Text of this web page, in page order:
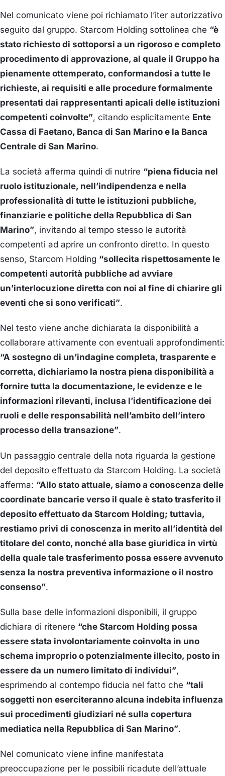
Nel comunicato viene poi richiamato l’iter autorizzativo
seguito dal gruppo. Starcom Holding sottolinea che “è
stato richiesto di sottoporsi a un rigoroso e completo
procedimento di approvazione, al quale il Gruppo ha
pienamente ottemperato, conformandosi a tutte le
richieste, ai requisiti e alle procedure formalmente
presentati dai rappresentanti apicali delle istituzioni
competenti coinvolte”, citando esplicitamente Ente
Cassa di Faetano, Banca di San Marino e la Banca
Centrale di San Marino.
La società afferma quindi di nutrire “piena fiducia nel
ruolo istituzionale, nell’indipendenza e nella
professionalità di tutte le istituzioni pubbliche,
finanziarie e politiche della Repubblica di San
Marino”, invitando al tempo stesso le autorità
competenti ad aprire un confronto diretto. In questo
senso, Starcom Holding “sollecita rispettosamente le
competenti autorità pubbliche ad avviare
un’interlocuzione diretta con noi al fine di chiarire gli
eventi che si sono verificati”.
Nel testo viene anche dichiarata la disponibilità a
collaborare attivamente con eventuali approfondimenti:
“A sostegno di un’indagine completa, trasparente e
corretta, dichiariamo la nostra piena disponibilità a
fornire tutta la documentazione, le evidenze e le
informazioni rilevanti, inclusa l’identificazione dei
ruoli e delle responsabilità nell’ambito dell’intero
processo della transazione”.
Un passaggio centrale della nota riguarda la gestione
del deposito effettuato da Starcom Holding. La società
afferma: “Allo stato attuale, siamo a conoscenza delle
coordinate bancarie verso il quale è stato trasferito il
deposito effettuato da Starcom Holding; tuttavia,
restiamo privi di conoscenza in merito all’identità del
titolare del conto, nonché alla base giuridica in virtù
della quale tale trasferimento possa essere avvenuto
senza la nostra preventiva informazione o il nostro
consenso”.
Sulla base delle informazioni disponibili, il gruppo
dichiara di ritenere “che Starcom Holding possa
essere stata involontariamente coinvolta in uno
schema improprio o potenzialmente illecito, posto in
essere da un numero limitato di individui”,
esprimendo al contempo fiducia nel fatto che “tali
soggetti non eserciteranno alcuna indebita influenza
sui procedimenti giudiziari né sulla copertura
mediatica nella Repubblica di San Marino”.
Nel comunicato viene infine manifestata
preoccupazione per le possibili ricadute dell’attuale